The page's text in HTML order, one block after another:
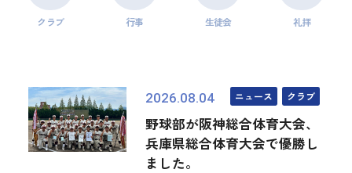
クラブ 行事 生徒会 礼拝
2026.08.04 ニュース クラブ
野球部が阪神総合体育大会、
兵庫県総合体育大会で優勝し
ました。